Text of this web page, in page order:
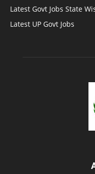
Latest Govt Jobs State
Latest UP Govt Jobs